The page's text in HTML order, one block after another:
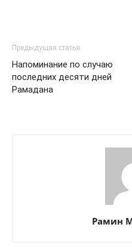
Предыдущая статья
Напоминание по случаю
последних десяти дней
Рамадана
Рамин